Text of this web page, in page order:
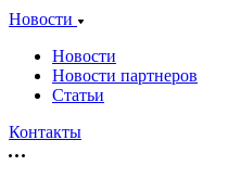
Новости
Новости
Новости партнеров
Статьи
Контакты